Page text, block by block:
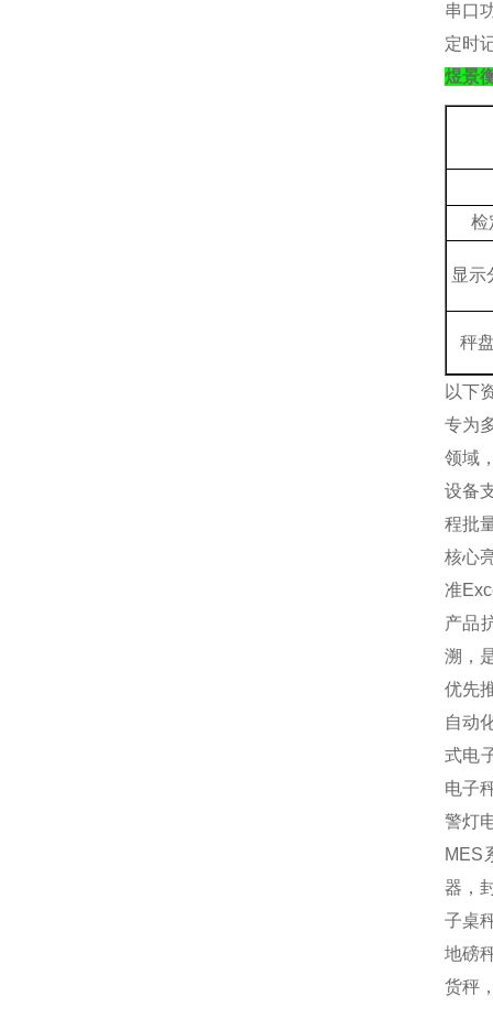
串口
定时
煜景
检
显示
秤
以下
专为
领域
设备
程批
核心
准
产品
溯，
优先
自动
式电
电子
警灯
MES
器，
子桌
地磅
货秤